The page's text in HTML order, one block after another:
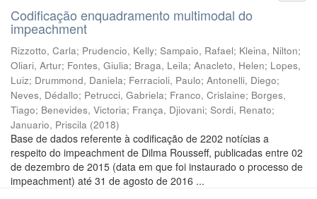
Codificação enquadramento multimodal do
impeachment
Rizzotto, Carla; Prudencio, Kelly; Sampaio, Rafael; Kleina, Nilton;
Oliari, Artur; Fontes, Giulia; Braga, Leila; Anacleto, Helen; Lopes,
Luiz; Drummond, Daniela; Ferracioli, Paulo; Antonelli, Diego;
Neves, Dédallo; Petrucci, Gabriela; Franco, Crislaine; Borges,
Tiago; Benevides, Victoria; França, Djiovani; Sordi, Renato;
Januario, Priscila (2018)
Base de dados referente à codificação de 2202 notícias a
respeito do impeachment de Dilma Rousseff, publicadas entre 02
de dezembro de 2015 (data em que foi instaurado o processo de
impeachment) até 31 de agosto de 2016 ...